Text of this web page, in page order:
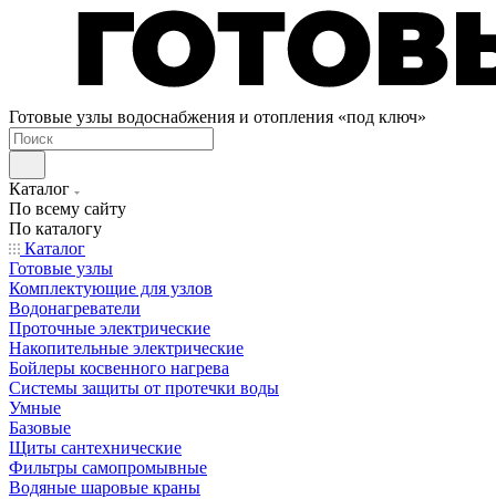
Готовые узлы водоснабжения и отопления «под ключ»
Каталог
По всему сайту
По каталогу
Каталог
Готовые узлы
Комплектующие для узлов
Водонагреватели
Проточные электрические
Накопительные электрические
Бойлеры косвенного нагрева
Системы защиты от протечки воды
Умные
Базовые
Щиты сантехнические
Фильтры самопромывные
Водяные шаровые краны